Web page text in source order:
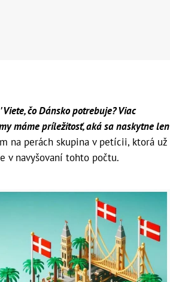
čo Dánsko potrebuje? Viac
máme príležitosť, aká sa naskytne len
na perách skupina v petícii, ktorá už
v navyšovaní tohto počtu.